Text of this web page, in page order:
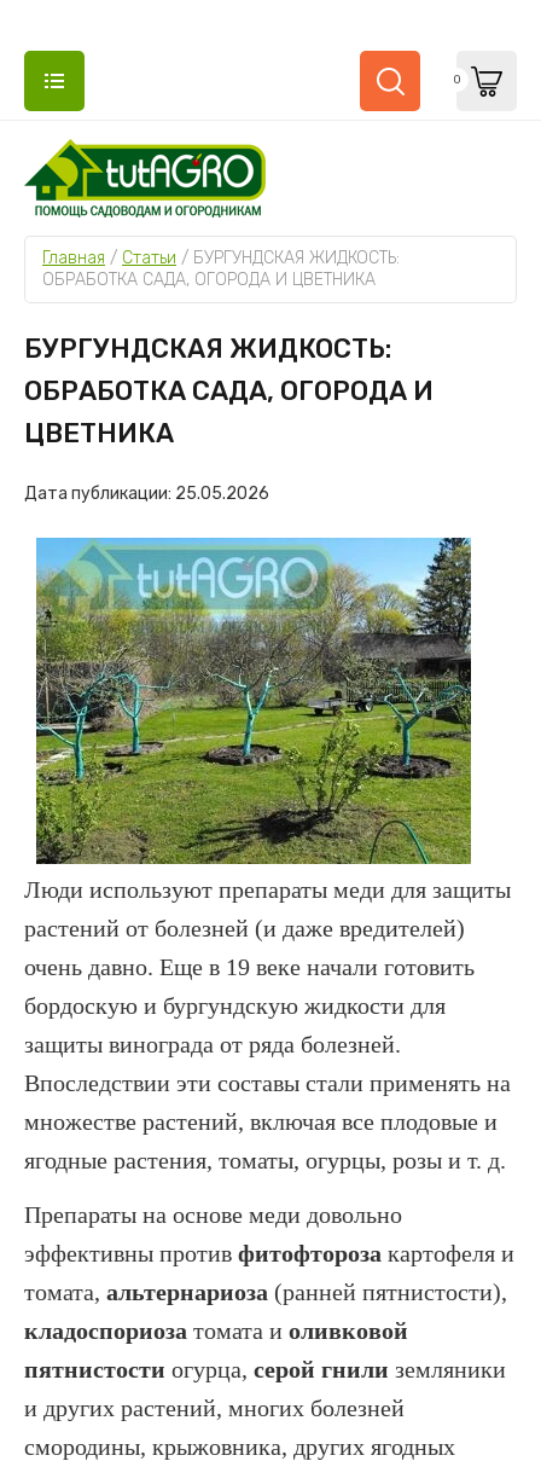
0
Главная / Статьи / БУРГУНДСКАЯ ЖИДКОСТЬ:
ОБРАБОТКА САДА, ОГОРОДА И ЦВЕТНИКА
БУРГУНДСКАЯ ЖИДКОСТЬ:
ОБРАБОТКА САДА, ОГОРОДА И
ЦВЕТНИКА
Дата публикации: 25.05.2026
Люди используют препараты меди для защиты
растений от болезней (и даже вредителей)
очень давно. Еще в 19 веке начали готовить
бордоскую и бургундскую жидкости для
защиты винограда от ряда болезней.
Впоследствии эти составы стали применять на
множестве растений, включая все плодовые и
ягодные растения, томаты, огурцы, розы и т. д.
Препараты на основе меди довольно
эффективны против фитофтороза картофеля и
томата, альтернариоза (ранней пятнистости),
кладоспориоза томата и оливковой
пятнистости огурца, серой гнили земляники
и других растений, многих болезней
смородины, крыжовника, других ягодных